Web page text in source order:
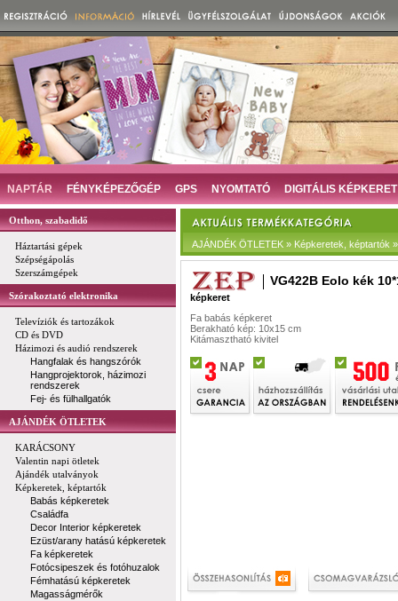
NAPTÁR FÉNYKÉPEZŐGÉP GPS NYOMTATÓ DIGITÁLIS KÉPKERET
Otthon, szabadidő
Háztartási gépek
Szépségápolás
Szerszámgépek
Szórakoztató elektronika
Televíziók és tartozákok
CD és DVD
Házimozi és audió rendszerek
Hangfalak és hangszórók
Hangprojektorok, házimozi
rendszerek
Fej- és fülhallgatók
AJÁNDÉK ÖTLETEK
KARÁCSONY
Valentin napi ötletek
Ajándék utalványok
Képkeretek, képtartók
Babás képkeretek
Családfa
Decor Interior képkeretek
Ezüst/arany hatású képkeretek
Fa képkeretek
Fotócsipeszek és fotóhuzalok
Fémhatású képkeretek
Magasságmérők
AJÁNDÉK ÖTLETEK » Képkeretek, képtartók
VG422B Eolo kék
képkeret
Fa babás képkeret
Berakható kép: 10x15 cm
Kitámasztható kivitel